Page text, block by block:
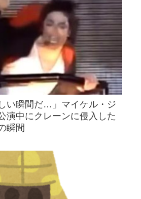
い瞬間だ…」マイケル・ジ
演中にクレーンに侵入した
瞬間